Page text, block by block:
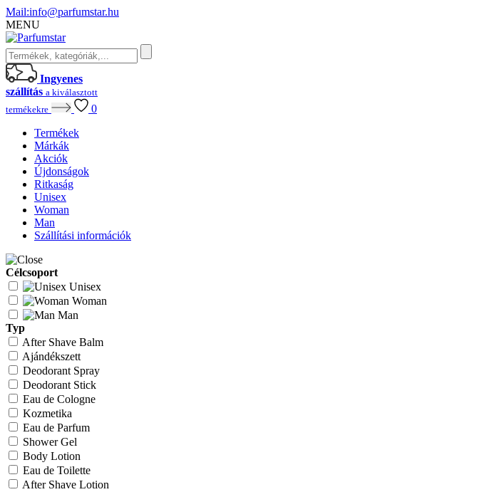
Mail:info@parfumstar.hu
MENU
Ingyenes
szállítás a kiválasztott
termékekre
0
Termékek
Márkák
Akciók
Újdonságok
Ritkaság
Unisex
Woman
Man
Szállítási információk
Célcsoport
Unisex
Woman
Man
Typ
After Shave Balm
Ajándékszett
Deodorant Spray
Deodorant Stick
Eau de Cologne
Kozmetika
Eau de Parfum
Shower Gel
Body Lotion
Eau de Toilette
After Shave Lotion